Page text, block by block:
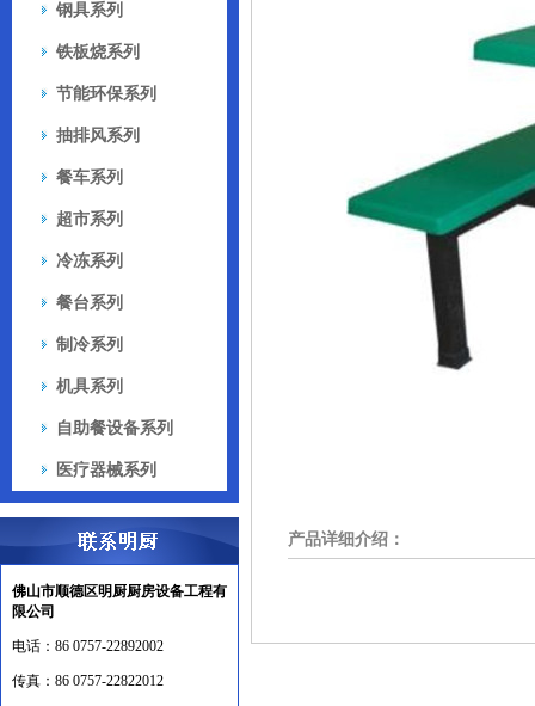
钢具系列
铁板烧系列
节能环保系列
抽排风系列
餐车系列
超市系列
冷冻系列
餐台系列
制冷系列
机具系列
自助餐设备系列
医疗器械系列
佛山市顺德区明厨厨房设备工程有
限公司
电话： 86 0757-22892002
传真： 86 0757-22822012
产品详细介绍：